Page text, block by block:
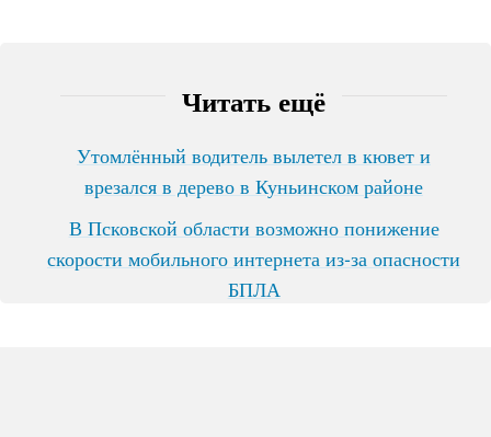
Читать ещё
Утомлённый водитель вылетел в кювет и
врезался в дерево в Куньинском районе
В Псковской области возможно понижение
скорости мобильного интернета из-за опасности
БПЛА